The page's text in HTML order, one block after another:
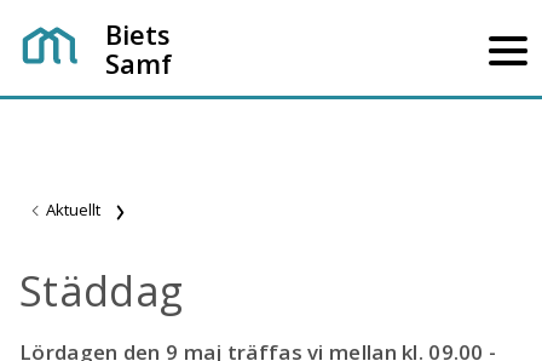
Biets
Samf
Aktuellt
Städdag
Lördagen den 9 maj träffas vi mellan kl. 09.00 -